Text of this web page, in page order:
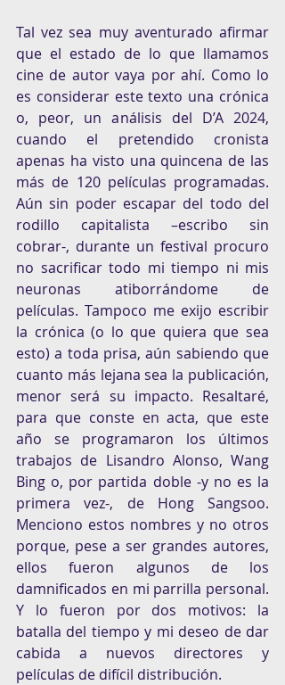
Tal vez sea muy aventurado afirmar
que el estado de lo que llamamos
cine de autor vaya por ahí. Como lo
es considerar este texto una crónica
o, peor, un análisis del D’A 2024,
cuando el pretendido cronista
apenas ha visto una quincena de las
más de 120 películas programadas.
Aún sin poder escapar del todo del
rodillo capitalista –escribo sin
cobrar-, durante un festival procuro
no sacrificar todo mi tiempo ni mis
neuronas atiborrándome de
películas. Tampoco me exijo escribir
la crónica (o lo que quiera que sea
esto) a toda prisa, aún sabiendo que
cuanto más lejana sea la publicación,
menor será su impacto. Resaltaré,
para que conste en acta, que este
año se programaron los últimos
trabajos de Lisandro Alonso, Wang
Bing o, por partida doble -y no es la
primera vez-, de Hong Sangsoo.
Menciono estos nombres y no otros
porque, pese a ser grandes autores,
ellos fueron algunos de los
damnificados en mi parrilla personal.
Y lo fueron por dos motivos: la
batalla del tiempo y mi deseo de dar
cabida a nuevos directores y
películas de difícil distribución.